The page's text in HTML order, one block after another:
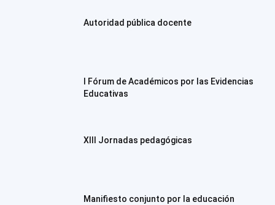
Autoridad pública docente
I Fórum de Académicos por las Evidencias
Educativas
XIII Jornadas pedagógicas
Manifiesto conjunto por la educación